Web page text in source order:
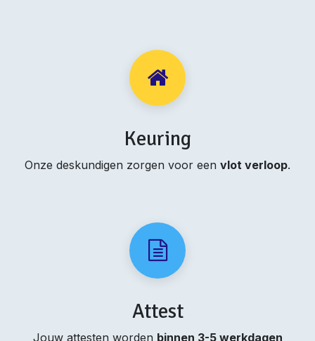
Keuring
Onze deskundigen zorgen voor een vlot verloop.
Attest
Jouw attesten worden binnen 3-5 werkdagen